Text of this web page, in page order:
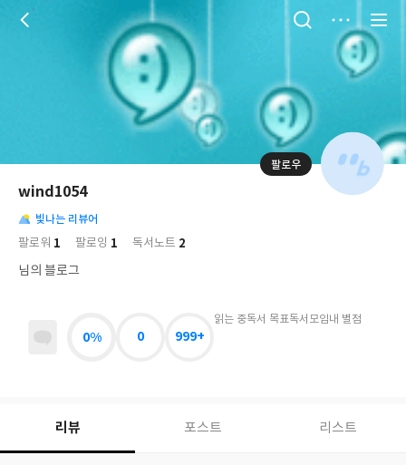
팔로우
wind1054
님
의
사
락
빛나는 리뷰어
팔로워 1 팔로잉 1 독서노트 2
님의 블로그
읽는 중독서 목표
0%
독서모임
0
내 별점
999+
리뷰 포스트 리스트